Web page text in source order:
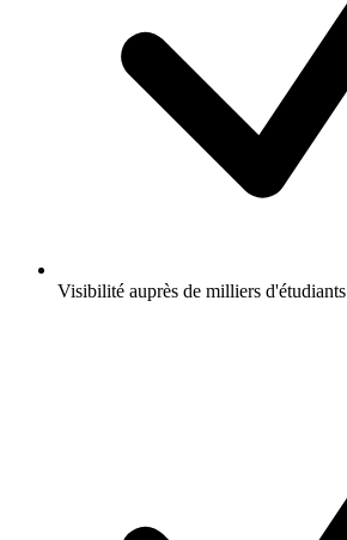
Visibilité auprès de milliers d'étudiants